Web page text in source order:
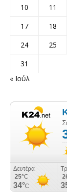
10
11
17
18
24
25
31
« Ιούλ